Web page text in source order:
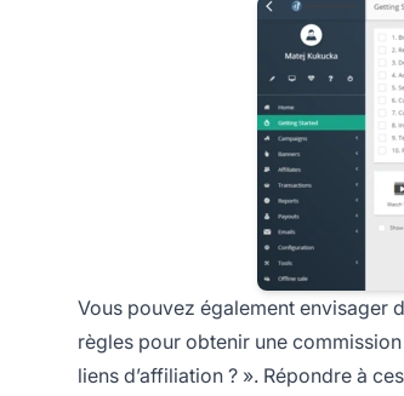
Vous pouvez également envisager
règles pour obtenir une
liens d’affiliation ? ». Répondre à